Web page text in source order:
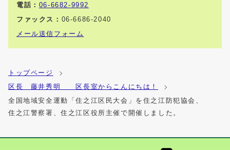
電話： 06-6682-9992
ファックス： 06-6686-2040
メール送信フォーム
トップページ
区長 藤井秀明 区長室からこんにちは！
全国地域安全運動「住之江区民大会」を住之江防犯協会、
住之江警察署、住之江区役所主催で開催しました。